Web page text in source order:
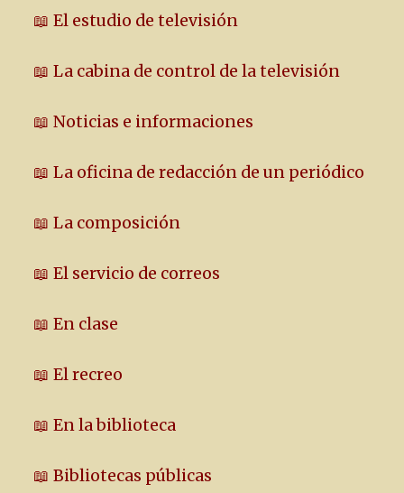
📖 El estudio de televisión
📖 La cabina de control de la televisión
📖 Noticias e informaciones
📖 La oficina de redacción de un periódico
📖 La composición
📖 El servicio de correos
📖 En clase
📖 El recreo
📖 En la biblioteca
📖 Bibliotecas públicas